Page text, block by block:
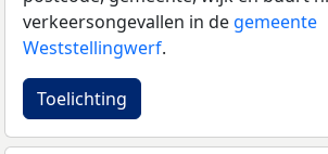
verkeersongevallen in de gemeente
Weststellingwerf.
Toelichting